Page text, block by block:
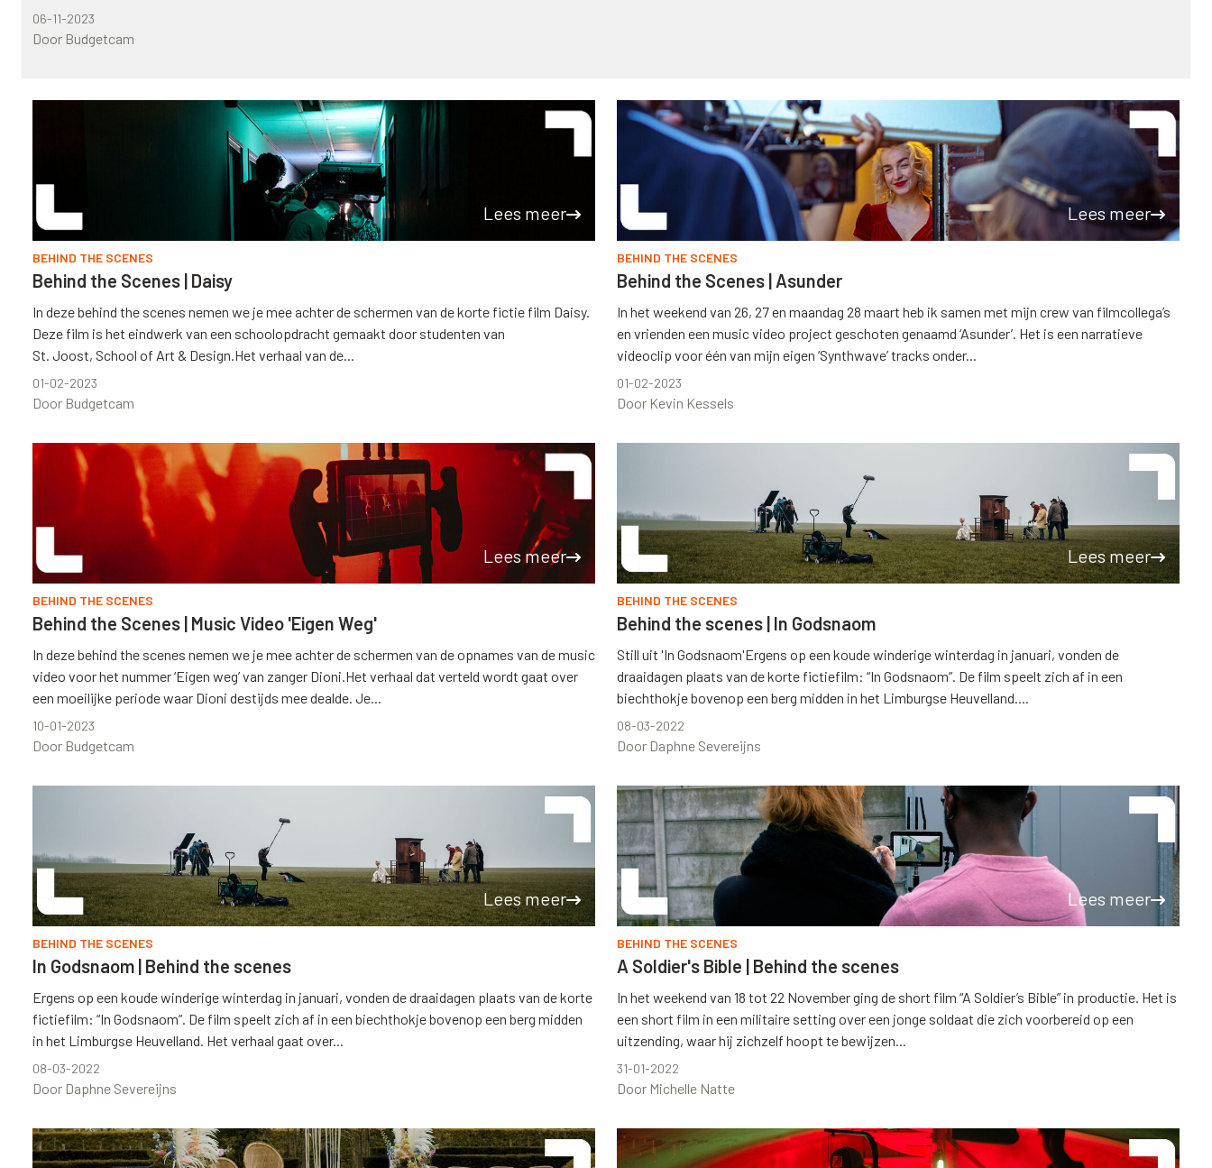
06-11-2023
Door Budgetcam
Lees meer
BEHIND THE SCENES
Behind the Scenes | Daisy
In deze behind the scenes nemen we je mee achter de schermen van de korte fictie film Daisy.
Deze film is het eindwerk van een schoolopdracht gemaakt door studenten van
St. Joost, School of Art & Design.Het verhaal van de...
01-02-2023
Door Budgetcam
Lees meer
BEHIND THE SCENES
Behind the Scenes | Asunder
In het weekend van 26, 27 en maandag 28 maart heb ik samen met mijn crew van filmcollega’s
en vrienden een music video project geschoten genaamd ‘Asunder’. Het is een narratieve
videoclip voor één van mijn eigen ‘Synthwave’ tracks onder...
01-02-2023
Door Kevin Kessels
Lees meer
BEHIND THE SCENES
Behind the Scenes | Music Video 'Eigen Weg'
In deze behind the scenes nemen we je mee achter de schermen van de opnames van de music
video voor het nummer ‘Eigen weg’ van zanger Dioni.Het verhaal dat verteld wordt gaat over
een moeilijke periode waar Dioni destijds mee dealde. Je...
10-01-2023
Door Budgetcam
Lees meer
BEHIND THE SCENES
Behind the scenes | In Godsnaom
Still uit 'In Godsnaom'Ergens op een koude winderige winterdag in januari, vonden de
draaidagen plaats van de korte fictiefilm: “In Godsnaom”. De film speelt zich af in een
biechthokje bovenop een berg midden in het Limburgse Heuvelland....
08-03-2022
Door Daphne Severeijns
Lees meer
BEHIND THE SCENES
In Godsnaom | Behind the scenes
Ergens op een koude winderige winterdag in januari, vonden de draaidagen plaats van de korte
fictiefilm: “In Godsnaom”. De film speelt zich af in een biechthokje bovenop een berg midden
in het Limburgse Heuvelland. Het verhaal gaat over...
08-03-2022
Door Daphne Severeijns
Lees meer
BEHIND THE SCENES
A Soldier's Bible | Behind the scenes
In het weekend van 18 tot 22 November ging de short film “A Soldier’s Bible” in productie. Het is
een short film in een militaire setting over een jonge soldaat die zich voorbereid op een
uitzending, waar hij zichzelf hoopt te bewijzen...
31-01-2022
Door Michelle Natte